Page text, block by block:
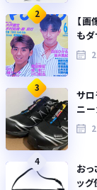
2
【
も
3
サ
ニ
4
お
ッグ